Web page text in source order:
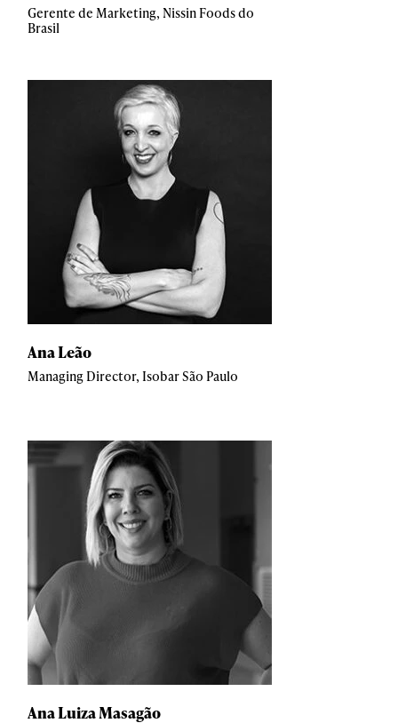
Gerente de Marketing, Nissin Foods do
Brasil
Ana Leão
Managing Director, Isobar São Paulo
Ana Luiza Masagão